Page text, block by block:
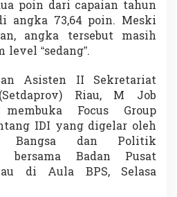
h
d
i
9
b
a
w
a
N
a
poin dari capaian tahun
angka 73,64 poin. Meski
angka tersebut masih
“sedang”.
Asisten II Sekretariat
Riau, M Job
Focus Group
IDI yang digelar oleh
Bangsa dan Politik
bersama Badan Pusat
di Aula BPS, Selasa